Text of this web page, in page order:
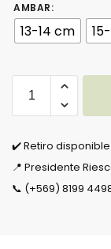
AMBAR:
13-14 cm
✔️ Retiro
📍 Presidente
📞 (+569) 8199